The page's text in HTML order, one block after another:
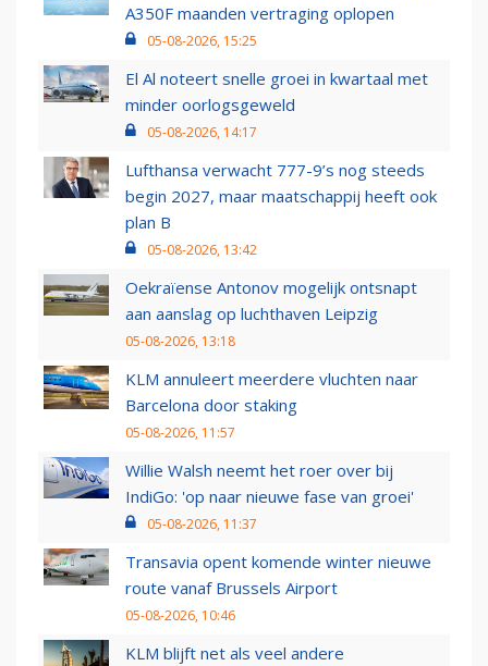
A350F maanden vertraging oplopen
05-08-2026, 15:25
El Al noteert snelle groei in kwartaal met
minder oorlogsgeweld
05-08-2026, 14:17
Lufthansa verwacht 777-9’s nog steeds
begin 2027, maar maatschappij heeft ook
plan B
05-08-2026, 13:42
Oekraïense Antonov mogelijk ontsnapt
aan aanslag op luchthaven Leipzig
05-08-2026, 13:18
KLM annuleert meerdere vluchten naar
Barcelona door staking
05-08-2026, 11:57
Willie Walsh neemt het roer over bij
IndiGo: 'op naar nieuwe fase van groei'
05-08-2026, 11:37
Transavia opent komende winter nieuwe
route vanaf Brussels Airport
05-08-2026, 10:46
KLM blijft net als veel andere